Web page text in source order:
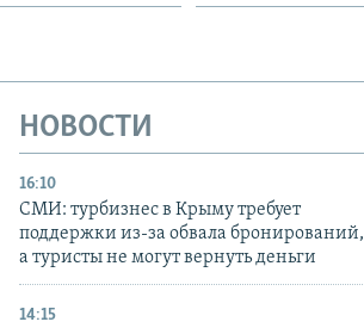
НОВОСТИ
16:10
СМИ: турбизнес в Крыму требует
поддержки из-за обвала бронирований,
а туристы не могут вернуть деньги
14:15